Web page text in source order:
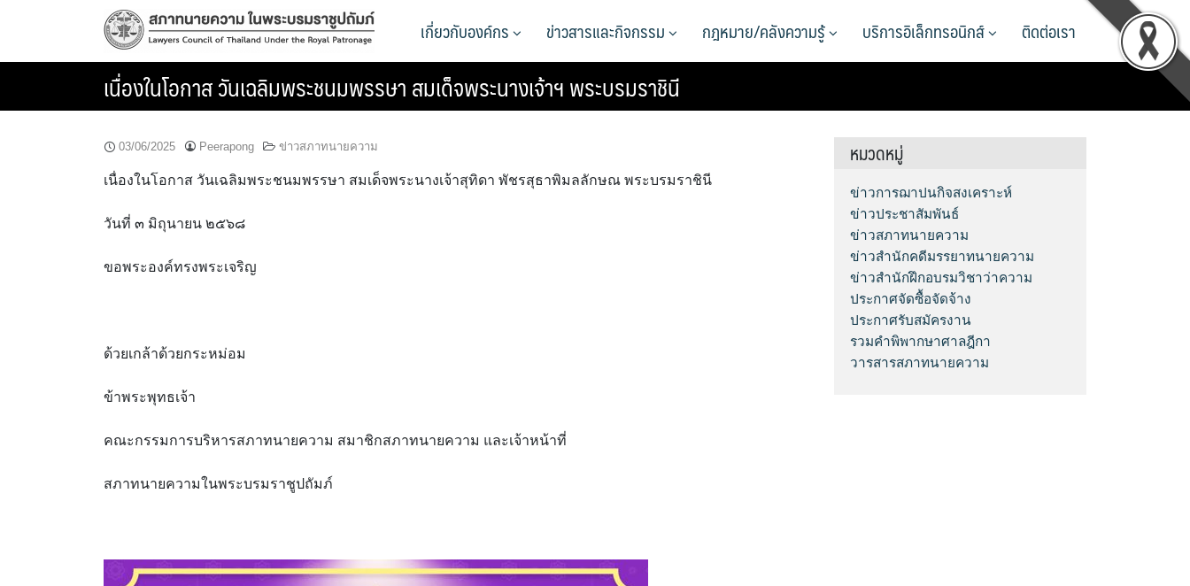
เกี่ยวกับองค์กร ข่าวสารและกิจกรรม กฎหมาย/คลังความรู้ บริการอิเล็กทรอนิกส์ ติดต่อเรา
เนื่องในโอกาส วันเฉลิมพระชนมพรรษา สมเด็จพระนางเจ้าฯ พระบรมราชินี
03/06/2025 Peerapong ข่าวสภาทนายความ
เนื่องในโอกาส วันเฉลิมพระชนมพรรษา สมเด็จพระนางเจ้าสุทิดา พัชรสุธาพิมลลักษณ พระบรมราชินี
วันที่ ๓ มิถุนายน ๒๕๖๘
ขอพระองค์ทรงพระเจริญ
ด้วยเกล้าด้วยกระหม่อม
ข้าพระพุทธเจ้า
คณะกรรมการบริหารสภาทนายความ สมาชิกสภาทนายความ และเจ้าหน้าที่
สภาทนายความในพระบรมราชูปถัมภ์
หมวดหมู่
ข่าวการฌาปนกิจสงเคราะห์
ข่าวประชาสัมพันธ์
ข่าวสภาทนายความ
ข่าวสำนักคดีมรรยาทนายความ
ข่าวสำนักฝึกอบรมวิชาว่าความ
ประกาศจัดซื้อจัดจ้าง
ประกาศรับสมัครงาน
รวมคำพิพากษาศาลฎีกา
วารสารสภาทนายความ